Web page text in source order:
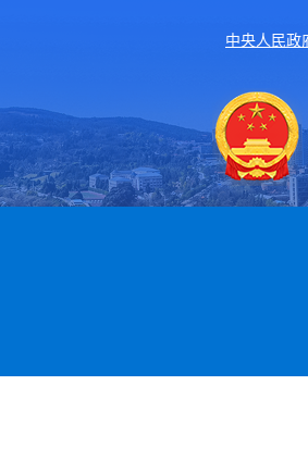
中央人民政